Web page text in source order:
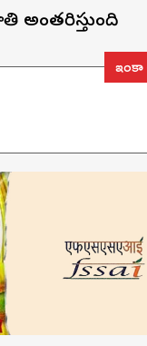
అంతరిస్తుంది